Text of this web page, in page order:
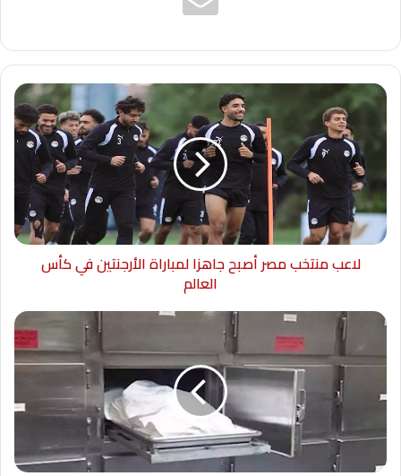
لاعب منتخب مصر أصبح جاهزا لمباراة الأرجنتين في كأس
العالم